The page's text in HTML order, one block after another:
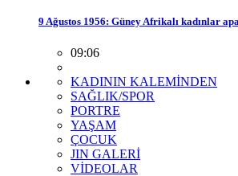
9 Ağustos 1956: Güney Afrikalı kadınlar
09:06
KADININ KALEMİNDEN
SAĞLIK/SPOR
PORTRE
YAŞAM
ÇOCUK
JIN GALERİ
VİDEOLAR